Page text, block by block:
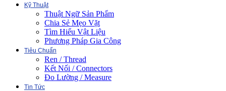
Kỹ Thuật
Thuật Ngữ Sản Phẩm
Chia Sẻ Mẹo Vặt
Tìm Hiểu Vật Liệu
Phương Pháp Gia Công
Tiêu Chuẩn
Ren / Thread
Kết Nối / Connectors
Đo Lường / Measure
Tin Tức